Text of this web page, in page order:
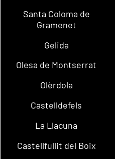
Santa Coloma de
Gramenet
Gelida
Olesa de Montserrat
Olèrdola
Castelldefels
La Llacuna
Castellfullit del Boix